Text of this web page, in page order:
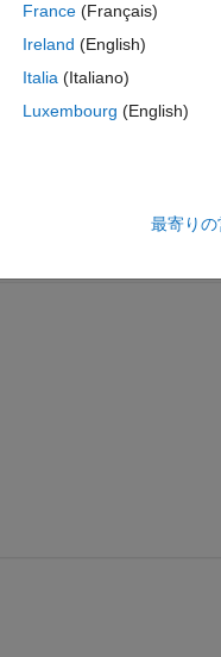
multiple swaps in a
Victory!
pos 5 - 5-3=2,
France (Français)
Ireland (English)
Italia (Italiano)
Luxembourg (English)
最寄り